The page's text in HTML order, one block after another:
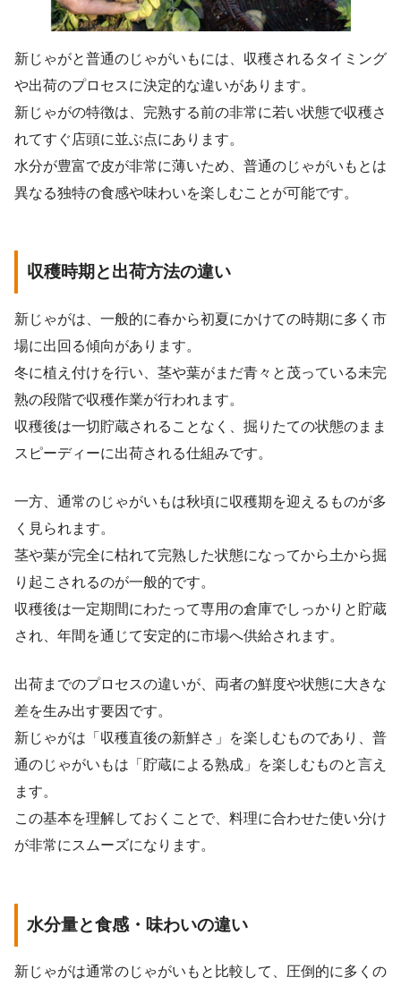
新じゃがと普通のじゃがいもには、収穫されるタイミング
や出荷のプロセスに決定的な違いがあります。
新じゃがの特徴は、完熟する前の非常に若い状態で収穫さ
れてすぐ店頭に並ぶ点にあります。
水分が豊富で皮が非常に薄いため、普通のじゃがいもとは
異なる独特の食感や味わいを楽しむことが可能です。
収穫時期と出荷方法の違い
新じゃがは、一般的に春から初夏にかけての時期に多く市
場に出回る傾向があります。
冬に植え付けを行い、茎や葉がまだ青々と茂っている未完
熟の段階で収穫作業が行われます。
収穫後は一切貯蔵されることなく、掘りたての状態のまま
スピーディーに出荷される仕組みです。
一方、通常のじゃがいもは秋頃に収穫期を迎えるものが多
く見られます。
茎や葉が完全に枯れて完熟した状態になってから土から掘
り起こされるのが一般的です。
収穫後は一定期間にわたって専用の倉庫でしっかりと貯蔵
され、年間を通じて安定的に市場へ供給されます。
出荷までのプロセスの違いが、両者の鮮度や状態に大きな
差を生み出す要因です。
新じゃがは「収穫直後の新鮮さ」を楽しむものであり、普
通のじゃがいもは「貯蔵による熟成」を楽しむものと言え
ます。
この基本を理解しておくことで、料理に合わせた使い分け
が非常にスムーズになります。
水分量と食感・味わいの違い
新じゃがは通常のじゃがいもと比較して、圧倒的に多くの